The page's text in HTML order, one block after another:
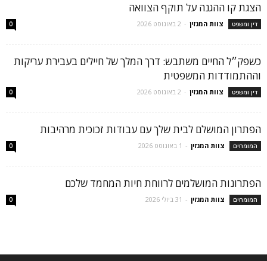
הצגת קו ההגנה על תוקף הצוואה
דין ומשפט צוות המגזין - 2 באוגוסט 2026 0
כשפק״ל החיים משתבש: דרך המלך של חיילים בעבירת עריקות
וההתמודדות המשפטית
דין ומשפט צוות המגזין - 2 באוגוסט 2026 0
הפתרון המושלם לבית שלך עם עבודות זכוכית מרהיבות
המומחים צוות המגזין - 1 באוגוסט 2026 0
הפתרונות המושלמים לרווחת חיות המחמד שלכם
המומחים צוות המגזין - 31 ביולי 2026 0